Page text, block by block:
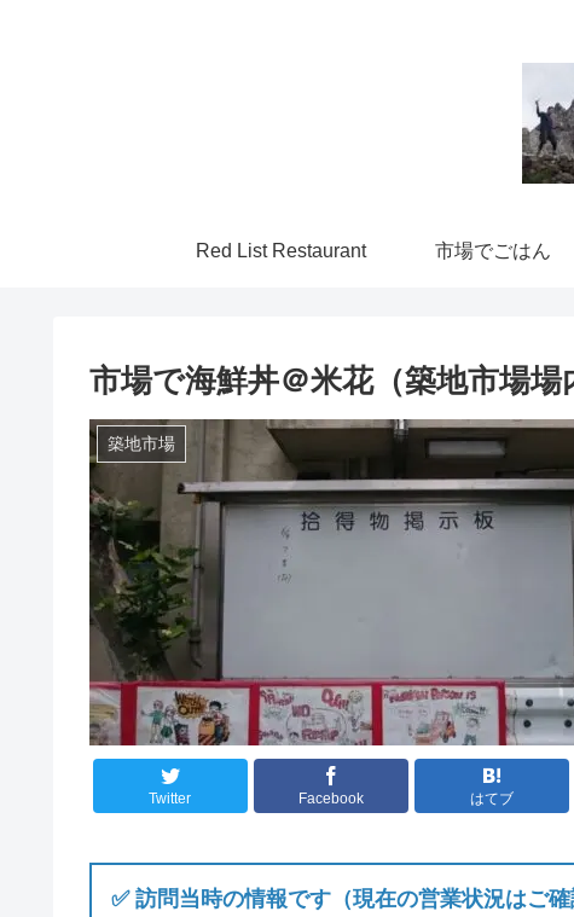
Red List Restaurant 市場でごはん
市場で海鮮丼＠米花（築地市場場
築地市場
Twitter Facebook はてブ
✅ 訪問当時の情報です（現在の営業状況はご確